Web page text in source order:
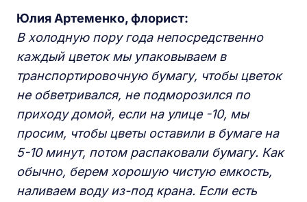
Юлия Артеменко, флорист:
В холодную пору года непосредственно
каждый цветок мы упаковываем в
транспортировочную бумагу, чтобы цветок
не обветривался, не подморозился по
приходу домой, если на улице -10, мы
просим, чтобы цветы оставили в бумаге на
5-10 минут, потом распаковали бумагу. Как
обычно, берем хорошую чистую емкость,
наливаем воду из-под крана. Если есть